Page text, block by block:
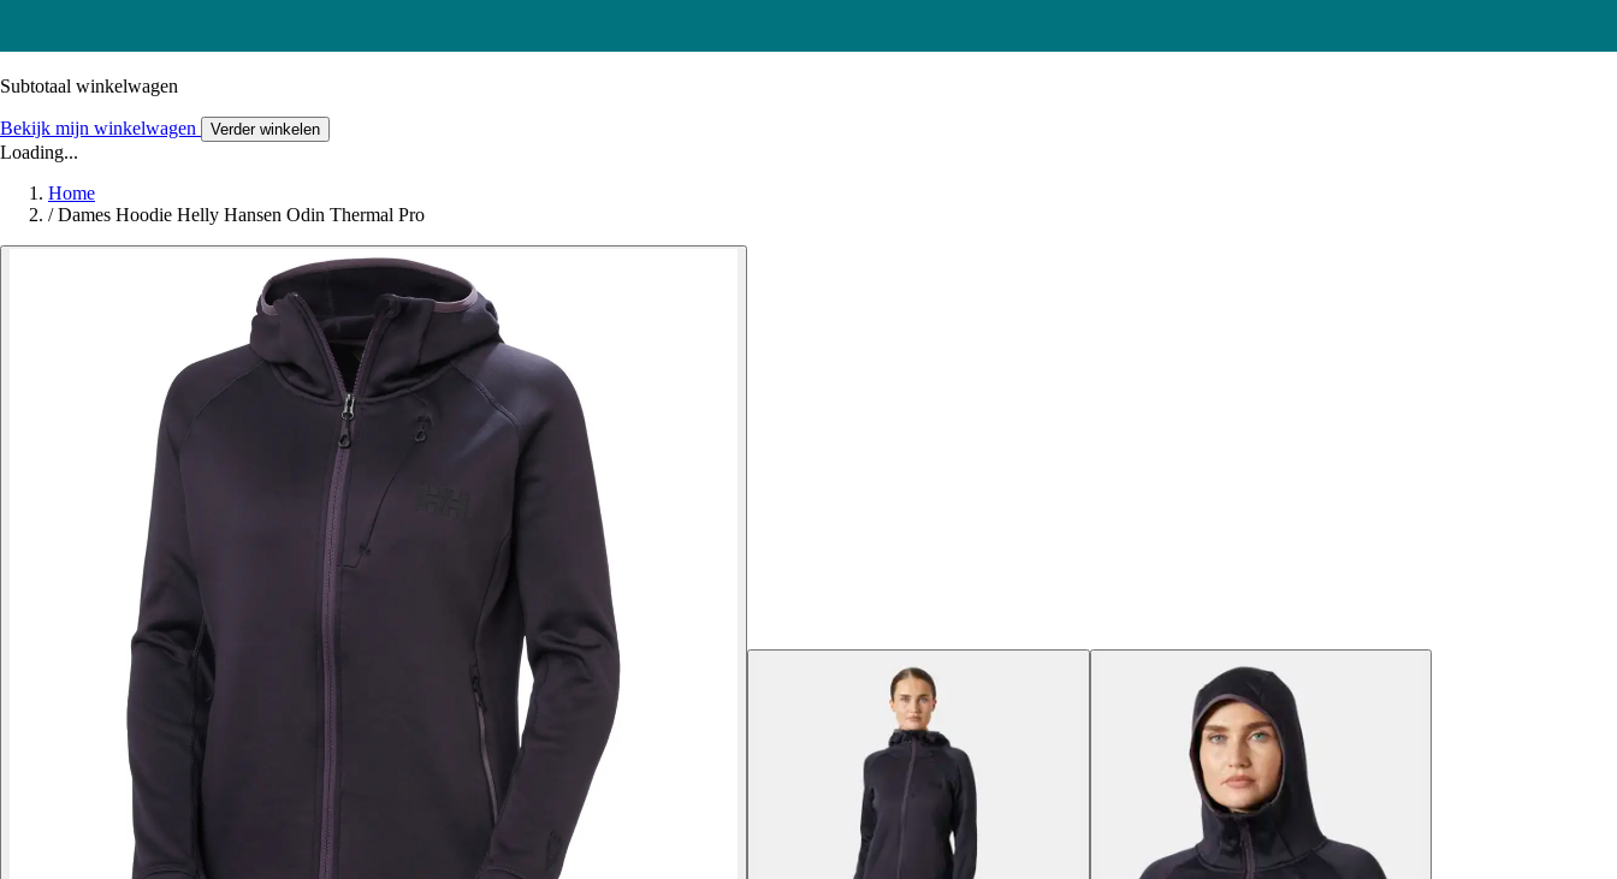
Subtotaal winkelwagen
Bekijk mijn winkelwagen Verder winkelen
Loading...
Home
/ Dames Hoodie Helly Hansen Odin Thermal Pro